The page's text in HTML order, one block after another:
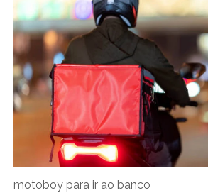
motoboy para ir ao banco